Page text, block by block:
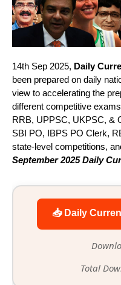
14th Sep 2025, Daily
been prepared on daily
view to accelerating the
different competitive
RRB, UPPSC, UKPSC, &
SBI PO, IBPS PO Clerk,
state-level competitions,
September 2025 Daily
📥 Daily
Total